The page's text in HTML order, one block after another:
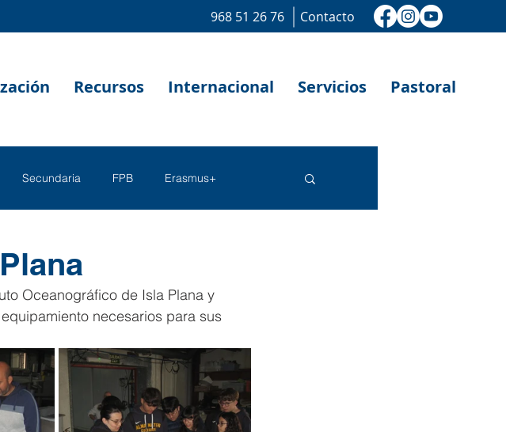
Contacto
968 51 26 76
Recursos Internacional Servicios Pastoral
Secundaria FPB Erasmus+
Oceanográfico de Isla Plana y
necesarios para sus